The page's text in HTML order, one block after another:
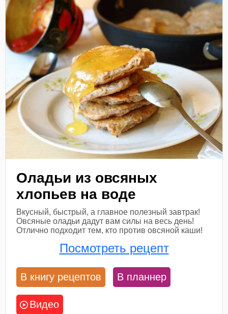
Оладьи из овсяных
хлопьев на воде
Вкусный, быстрый, а главное полезный завтрак!
Овсяные оладьи дадут вам силы на весь день!
Отлично подходит тем, кто против овсяной каши!
Посмотреть рецепт
В книгу рецептов В планнер
Видео